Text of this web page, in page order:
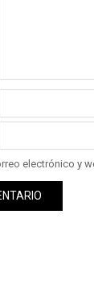
electrónico y